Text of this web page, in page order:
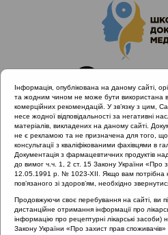
Головна
Проведені заходи
SHDM.SCHOOL | Якість життя
ефективності лікування
Риніт і якість життя: коли
Інформація, опублікована на даному сайті,
та жодним чином не може бути використана в
комерційних рекомендацій. У зв’язку з цим,
несе жодної відповідальності за негативні
матеріалів, викладених на даному сайті.
не є рекламою та не призначена для того, щоб
консультації з кваліфікованими фахівцями в
Документація з фармацевтичних продуктів
до вимог ч.ч. 1, 2 ст. 15 Закону України «Про
12.05.1991 р. № 1023-XII. Якщо вам потрібна
пов’язаного зі здоров’ям, необхідно
Продовжуючи своє перебування на сайті, ви
дистанційне отримання інформації про
інформацію про рецептурні лікарські засоби)
Закону України «Про захист прав